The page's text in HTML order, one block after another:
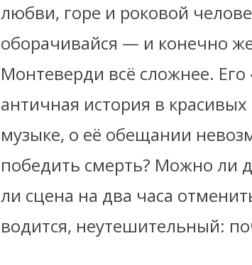
любви, горе и роковой
оборачивайся — и конечно
Монтеверди всё сложнее.
античная история в
музыке, о её обещании
победить смерть? Можно ли
ли сцена на два часа
водится, неутешительный: